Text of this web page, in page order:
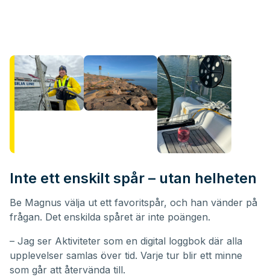
Inte ett enskilt spår – utan helheten
Be Magnus välja ut ett favoritspår, och han vänder på
frågan. Det enskilda spåret är inte poängen.
– Jag ser Aktiviteter som en digital loggbok där alla
upplevelser samlas över tid. Varje tur blir ett minne
som går att återvända till.